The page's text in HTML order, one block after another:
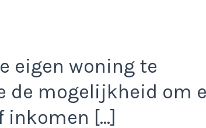
eigen woning te
de mogelijkheid om
inkomen […]